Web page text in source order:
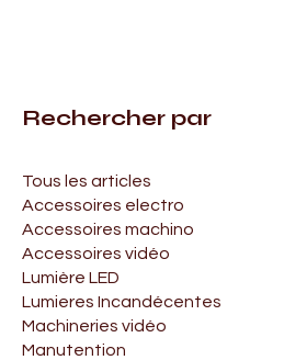
Rechercher par
Tous les articles
Accessoires electro
Accessoires machino
Accessoires vidéo
Lumière LED
Lumieres Incandécentes
Machineries vidéo
Manutention